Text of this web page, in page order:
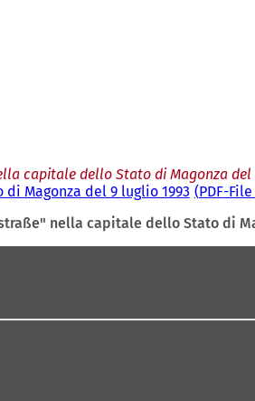
capitale dello Stato di Magonza del
Magonza del 9 luglio 1993 PDF-File
nella capitale dello Stato di